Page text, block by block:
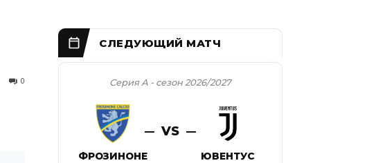
0 Серия А - сезон 2026/2027
ФРОЗИНОНЕ
VS
ЮВЕНТУС